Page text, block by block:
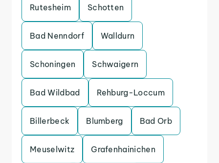
Rutesheim Schotten
Bad Nenndorf Walldurn
Schoningen Schwaigern
Bad Wildbad Rehburg-Loccum
Billerbeck Blumberg Bad Orb
Meuselwitz Grafenhainichen